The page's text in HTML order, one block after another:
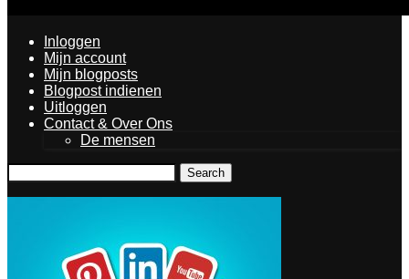
Inloggen
Mijn account
Mijn blogposts
Blogpost indienen
Uitloggen
Contact & Over Ons
De mensen
Search